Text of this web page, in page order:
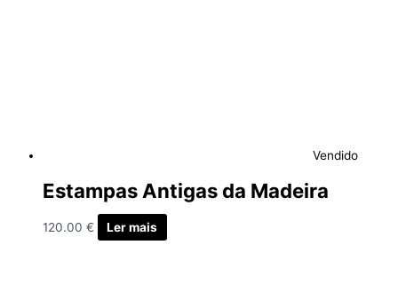
Vendido
Estampas Antigas da Madeira
120.00 € Ler mais